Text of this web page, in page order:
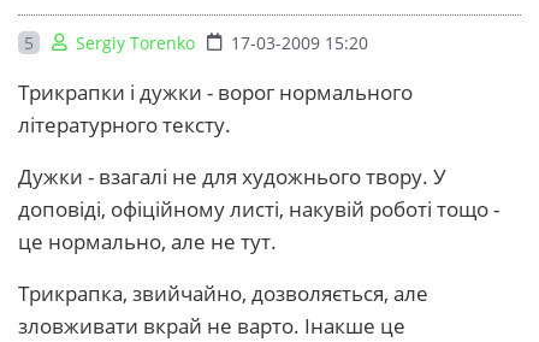
5 Sergiy Torenko 17-03-2009 15:20
Трикрапки і дужки - ворог нормального
літературного тексту.
Дужки - взагалі не для художнього твору. У
доповіді, офіційному листі, накувій роботі тощо -
це нормально, але не тут.
Трикрапка, звийчайно, дозволяється, але
зловживати вкрай не варто. Інакше це